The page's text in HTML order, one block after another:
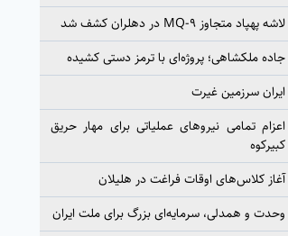
لاشه پهپاد متجاوز MQ-9 در دهلران کشف شد
جاده ملکشاهی؛ پروژه‌ای با ترمز دستی کشیده
ایران سرزمین غیرت
اعزام تمامی نیروهای عملیاتی برای مهار حریق
کبیرکوه
آغاز کلاس‌های اوقات فراغت در هلیلان
وحدت و همدلی، سرمایه‌ای بزرگ برای ملت ایران